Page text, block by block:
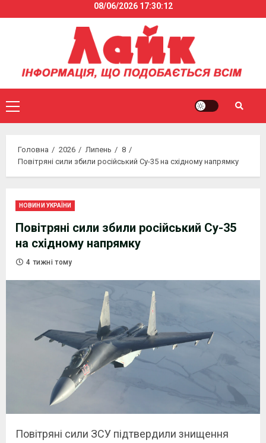
to
08/06/2026 17:30:12
Primary
Menu
Головна 2026 Липень
8
Повітряні сили збили російський Су-35 на східному напрямку
НОВИНИ УКРАЇНИ
Повітряні сили збили російський Су-35
на східному напрямку
4 тижні тому
Повітряні сили ЗСУ підтвердили знищення